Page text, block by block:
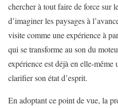
chercher à tout faire de force sur
d’imaginer les paysages à
visite comme une expérience à
qui se transforme au son du
expérience est déjà en elle-
clarifier son état d’esprit.
En adoptant ce point de vue, la